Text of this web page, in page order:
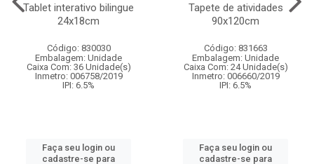
Tablet interativo bilingue
24x18cm
Código: 830030
Embalagem: Unidade
Caixa Com: 36 Unidade(s)
Inmetro: 006758/2019
IPI: 6.5%
Faça seu login ou
cadastre-se para
Tapete de atividades
90x120cm
Código: 831663
Embalagem: Unidade
Caixa Com: 24 Unidade(s)
Inmetro: 006660/2019
IPI: 6.5%
Faça seu login ou
cadastre-se para